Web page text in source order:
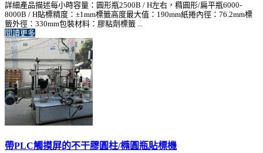
詳細產品描述每小時容量：圓形瓶2500B / H左右，橢圓形/扁平瓶6000-
8000B / H貼標精度：±1mm標籤高度最大值：190mm紙捲內徑：76.2mm標
籤外徑：330mm包裝材料：膠粘劑標籤 ...
閱讀更多
帶PLC觸摸屏的不干膠圓柱/橢圓瓶貼標機